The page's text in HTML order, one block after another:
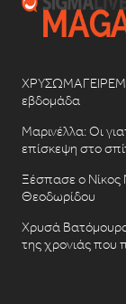
εβδομάδα
Μαρινέλλα: Οι
επίσκεψη στο
Ξέσπασε ο Νίκος
Θεοδωρίδου
Χρυσά Βατόμουρα:
της χρονιάς που